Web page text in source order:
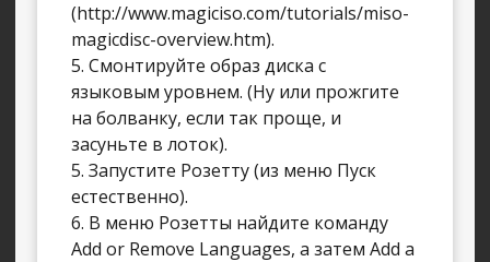
(http://www.magiciso.com/tutorials/miso-
magicdisc-overview.htm).
5. Смонтируйте образ диска с
языковым уровнем. (Ну или прожгите
на болванку, если так проще, и
засуньте в лоток).
5. Запустите Розетту (из меню Пуск
естественно).
6. В меню Розетты найдите команду
Add or Remove Languages, а затем Add a